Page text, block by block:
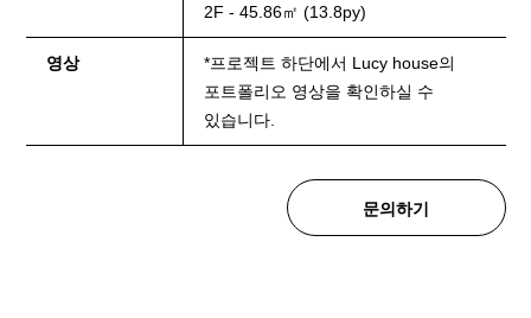
2F - 45.86㎡ (13.8py)
영상
*프로젝트 하단에서 Lucy house의
포트폴리오 영상을 확인하실 수
있습니다.
문의하기